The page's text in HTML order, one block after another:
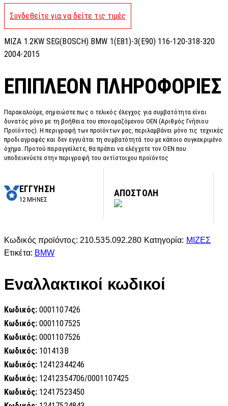
Συνδεθείτε για να δείτε τις τιμές
MIZA 1.2KW SEG(BOSCH) BMW 1(E81)-3(E90) 116-120-318-320
2004-2015
ΕΠΙΠΛΈΟΝ ΠΛΗΡΟΦΟΡΊΕΣ
Παρακαλούμε, σημειώστε πως ο τελικός έλεγχος για συμβατότητα είναι
δυνατός μόνο με τη βοήθεια του επονομαζόμενου OEN (Αριθμός Γνήσιου
Προϊόντος). Η περιγραφή των προϊόντων μας, περιλαμβάνει μόνο τις τεχνικές
προδιαγραφές και δεν εγγυάται τη συμβατότητά του με κάποιο συγκεκριμένο
όχημα. Προτού παραγγείλετε, θα πρέπει να ελέγχετε τον OEN που
υποδεικνύετε στην περιγραφή του αντίστοιχου προϊόντος
ΕΓΓΥΗΣΗ
12 ΜΗΝΕΣ
ΑΠΟΣΤΟΛΗ
Κωδικός προϊόντος: 210.535.092.280 Κατηγορία: ΜΙΖΕΣ
Ετικέτα: BMW
Εναλλακτικοί κωδικοί
Κωδικός: 0001107426
Κωδικός: 0001107525
Κωδικός: 0001107526
Κωδικός: 101413B
Κωδικός: 12412344246
Κωδικός: 12412354706/0001107425
Κωδικός: 12417523450